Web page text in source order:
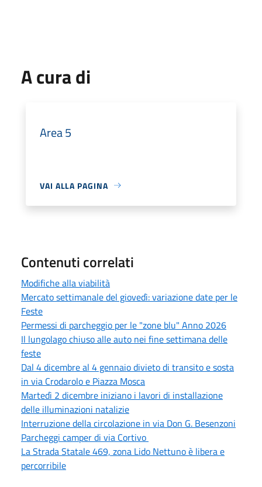
A cura di
Area 5
VAI ALLA PAGINA
Contenuti correlati
Modifiche alla viabilità
Mercato settimanale del giovedì: variazione date per le
Feste
Permessi di parcheggio per le "zone blu" Anno 2026
Il lungolago chiuso alle auto nei fine settimana delle
feste
Dal 4 dicembre al 4 gennaio divieto di transito e sosta
in via Crodarolo e Piazza Mosca
Martedì 2 dicembre iniziano i lavori di installazione
delle illuminazioni natalizie
Interruzione della circolazione in via Don G. Besenzoni
Parcheggi camper di via Cortivo
La Strada Statale 469, zona Lido Nettuno è libera e
percorribile